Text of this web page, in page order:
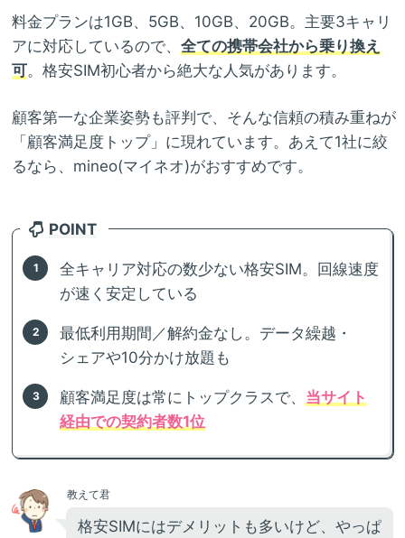
料金プランは1GB、5GB、10GB、20GB。主要3キャリ
アに対応しているので、 全ての携帯会社から乗り換え
可。格安SIM初心者から絶大な人気があります。
顧客第一な企業姿勢も評判で、そんな信頼の積み重ねが
「顧客満足度トップ」に現れています。あえて1社に絞
るなら、mineo(マイネオ)がおすすめです。
POINT
全キャリア対応の数少ない格安SIM。回線速度
が速く安定している
最低利用期間／解約金なし。データ繰越・
シェアや10分かけ放題も
顧客満足度は常にトップクラスで、 当サイト
経由での契約者数1位
教えて君
格安SIMにはデメリットも多いけど、やっぱ